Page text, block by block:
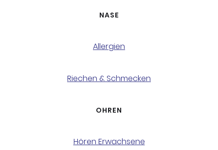
NASE
Allergien
Riechen & Schmecken
OHREN
Hören Erwachsene